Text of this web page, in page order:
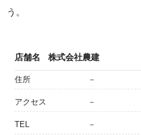
う。
店舗名 株式会社農建
住所 －
アクセス －
TEL －